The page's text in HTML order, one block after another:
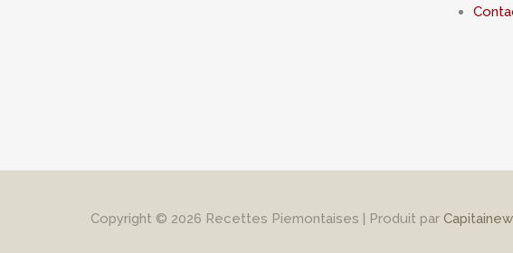
Copyright © 2026 Recettes Piemontaises | Produit par